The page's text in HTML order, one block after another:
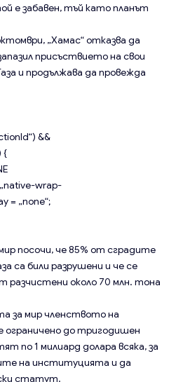
е забавен, тъй като планът
„Хамас“ отказва да
присъствието на свои
и продължава да провежда
&&
{
wrap-
= „none“;
посочи, че 85% от сградите
са били разрушени и че се
разчистени около 70 млн. тона
за мир членството на
ограничено до тригодишен
по 1 милиард долара всяка, за
на институцията и да
статут.